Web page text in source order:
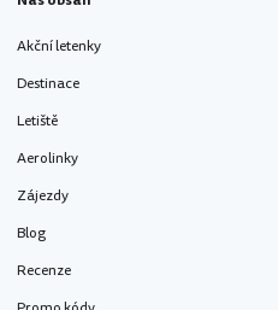
Akční letenky
Destinace
Letiště
Aerolinky
Zájezdy
Blog
Recenze